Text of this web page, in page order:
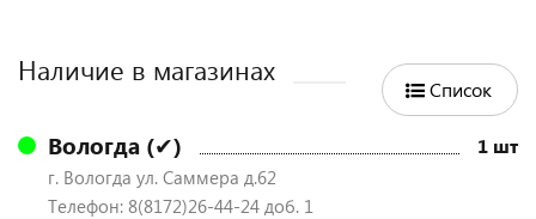
Наличие в магазинах
Список
Вологда (✔) 1 шт
г. Вологда ул. Саммера д.62
Телефон: 8(8172)26-44-24 доб. 1